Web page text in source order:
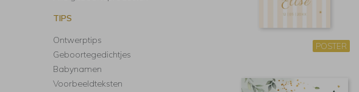
TIPS
Ontwerptips
Geboortegedichtjes
Babynamen
Voorbeeldteksten
POSTER